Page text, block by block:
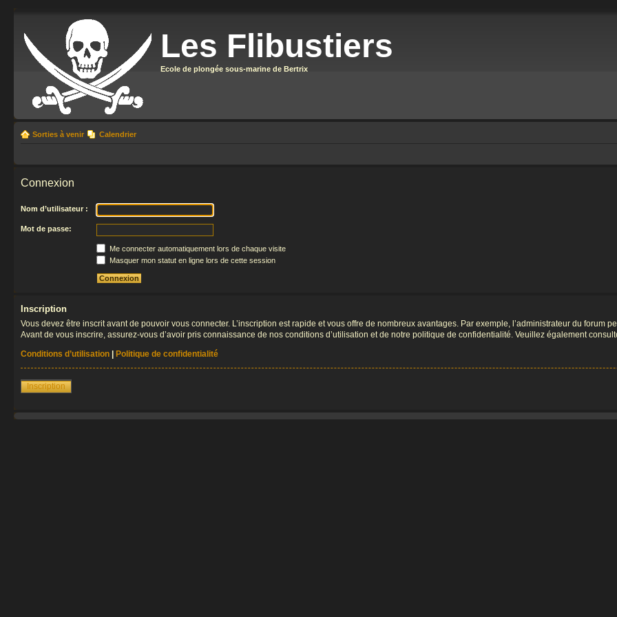
Les Flibustiers
Ecole de plongée sous-marine de Bertrix
Sorties à venir Calendrier
Connexion
Nom d’utilisateur :
Mot de passe:
Me connecter automatiquement lors de chaque visite
Masquer mon statut en ligne lors de cette session
Inscription
Vous devez être inscrit avant de pouvoir vous connecter. L’inscription est rapide et vous offre de nombreux avantages. Par exemple, l’administrateur du forum
Avant de vous inscrire, assurez-vous d’avoir pris connaissance de nos conditions d’utilisation et de notre politique de confidentialité. Veuillez également
Conditions d’utilisation
Politique de confidentialité
Inscription